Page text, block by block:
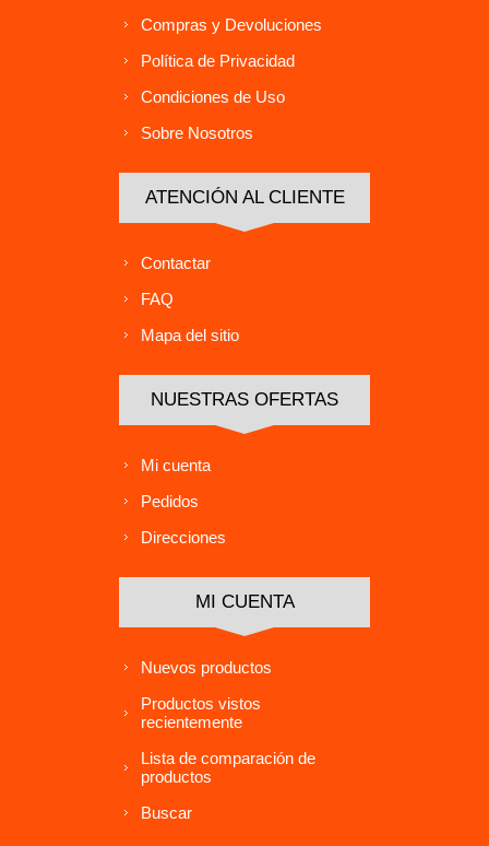
Compras y Devoluciones
Política de Privacidad
Condiciones de Uso
Sobre Nosotros
ATENCIÓN AL CLIENTE
Contactar
FAQ
Mapa del sitio
NUESTRAS OFERTAS
Mi cuenta
Pedidos
Direcciones
MI CUENTA
Nuevos productos
Productos vistos
recientemente
Lista de comparación de
productos
Buscar